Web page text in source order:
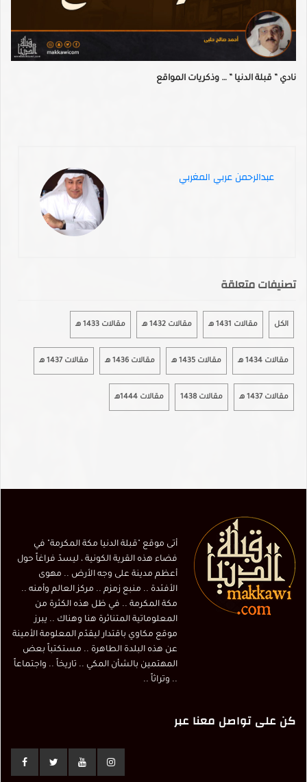
نادي ” قبلة الدنيا ” … وذكريات المواقع
عبدالرحمن عربي المغربي
تصنيفات متعلقة
الكل مقالات 1431 هـ مقالات 1432 هـ مقالات 1433 هـ
مقالات 1434 هـ مقالات 1435 هـ مقالات 1436 هـ مقالات 1437 هـ
مقالات 1437 هـ مقالات 1438 مقالات 1444هـ
أتى موقع "قبلة الدنيا مكة المكرمة" في
فضاء هذه القرية الكونية ، ليسدّ فراغاً حول
أعظم مدينة على وجه الأرض .. مهوى
الأفئدة .. منبع زمزم .. مركز العالم وأمنه ..
مكة المكرمة .. في ظل هذه الكثرة من
المعلوماتية المتناثرة هنا وهناك .. يبرز
موقع مكاوي باقتدار ليقدّم المعلومة الأمينة
عن هذه البلدة الطاهرة .. مستكتباً بعض
المهتمين بالشأن المكي .. تاريخاً .. واجتماعاً
.. وتراثاً ..
كن على تواصل معنا عبر